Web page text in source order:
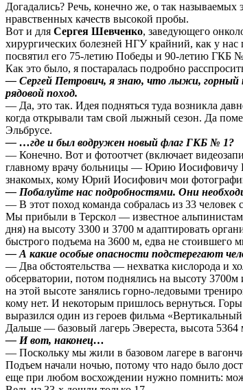
Догадались? Речь, конечно же, о так
нравственных качеств высокой пробы.
Вот и для Сергея Шевченко, заведующего
хирургических болезней НГУ крайний, как у нас
посвятил его 75-летию Победы и 90-летию ГКБ
Как это было, я постаралась подробно
— Сергей Петрович, я знаю, что лыжи, горный
рядовой поход.
— Да, это так. Идея подняться туда возникла
когда открывали там свой лыжный сезон. Да
Эльбрусе.
— …где и был водружен новый флаг ГКБ № 1?
— Конечно. Вот и фотоотчет (включает
главному врачу больницы — Юрию Иосифовичу
знакомых, кому Юрий Иосифович мои
— Побалуйте нас подробностями. Они
— В этот поход команда собралась из 33
Мы прибыли в Терскол — известное
дня) на высоту 3300 и 3700 м адаптировать
быстрого подъема на 3600 м, едва не стоившего
— А какие особые опасности подстерегают
— Два обстоятельства — нехватка кислорода и
обсерватории, потом поднялись на высоту
на этой высоте занялись горно-ледовыми
кому нет. И некоторым пришлось вернуться.
выразился один из героев фильма
Дальше — базовый лагерь Эвереста, высота 5364
— И вот, наконец…
— Поскольку мы жили в базовом лагере в
Подъем начали ночью, потому что надо было
еще при любом восхождении нужно помнить: